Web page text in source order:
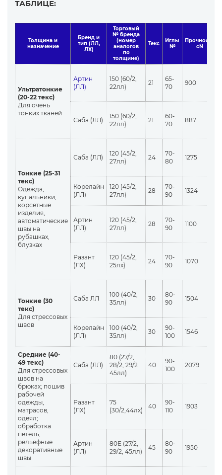
ТАБЛИЦЕ:
Толщина и
назначение
Бренд и
тип (ЛЛ,
ЛХ)
Торговый
№ бренда
(номер
аналогов
по
толщине)
Текс
Иглы
№
Прочность
cN
Ультратонкие
(20-22 текс)
Для очень
тонких тканей
Артин
(ЛЛ)
150 (60/2,
22лл)
21
65-
70
900
Саба (ЛЛ)
150 (60/2,
22лл)
21
60-
70
887
Тонкие (25-31
текс)
Одежда,
купальники,
корсетные
изделия,
автоматические
швы на
рубашках,
блузках
Саба (ЛЛ)
120 (45/2,
27лл)
24
70-
80
1275
Корелайн
(ЛЛ)
120 (45/2,
27лл)
28
70-
90
1324
Артин
(ЛЛ)
120 (45/2,
27лл)
28
70-
90
1100
Разант
(ЛХ)
120 (45/2,
25лх)
24
70-
90
1070
Тонкие (30
текс)
Для стрессовых
швов
Саба ЛЛ
100 (40/2,
35лл)
30
80-
90
1504
Корелайн
(ЛЛ)
100 (40/2,
35лл)
30
90-
100
1546
Средние (40-
49 текс)
Для стрессовых
швов на
брюках; пошив
рабочей
одежды,
матрасов,
одеял;
обработка
петель,
рельефные
декоративные
швы
Саба (ЛЛ)
80 (27/2,
28/2, 29/2
45лл)
40
90-
100
2079
Разант
(ЛХ)
75
(30/2,44лх)
40
90-
110
1903
Артин
(ЛЛ)
80Е (27/2,
29/2, 45лл)
45
80-
90
1950